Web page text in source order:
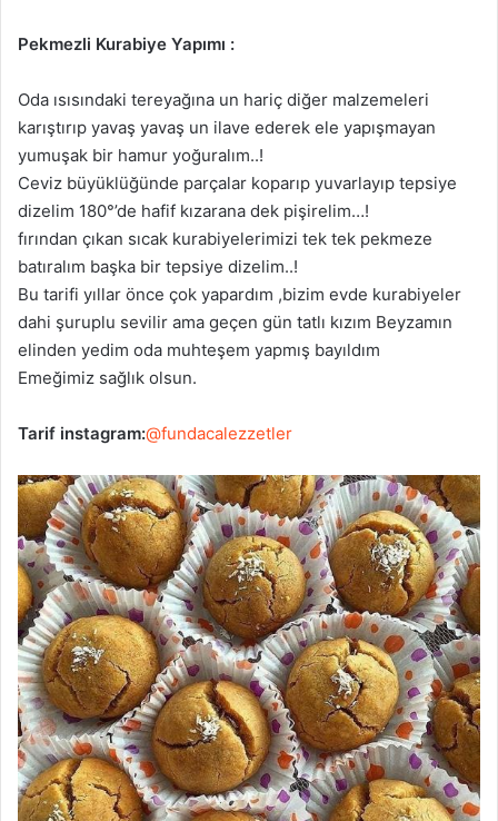
Pekmezli Kurabiye Yapımı :
Oda ısısındaki tereyağına un hariç diğer malzemeleri
karıştırıp yavaş yavaş un ilave ederek ele yapışmayan
yumuşak bir hamur yoğuralım..!
Ceviz büyüklüğünde parçalar koparıp yuvarlayıp tepsiye
dizelim 180°’de hafif kızarana dek pişirelim…!
fırından çıkan sıcak kurabiyelerimizi tek tek pekmeze
batıralım başka bir tepsiye dizelim..!
Bu tarifi yıllar önce çok yapardım ,bizim evde kurabiyeler
dahi şuruplu sevilir ama geçen gün tatlı kızım Beyzamın
elinden yedim oda muhteşem yapmış bayıldım
Emeğimiz sağlık olsun.
Tarif instagram:@fundacalezzetler